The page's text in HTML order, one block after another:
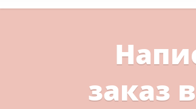
заказ